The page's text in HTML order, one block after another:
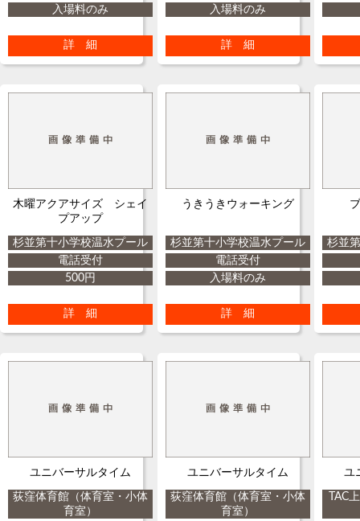
入場料のみ
詳 細
入場料のみ
詳 細
木曜アクアサイズ シェイ
プアップ
杉並第十小学校温水プール
電話受付
500円
詳 細
うきうきウォーキング
杉並第十小学校温水プール
電話受付
入場料のみ
詳 細
杉並
ユニバーサルタイム
荻窪体育館（体育室・小体
育室）
ユニバーサルタイム
荻窪体育館（体育室・小体
育室）
ユ
TAC